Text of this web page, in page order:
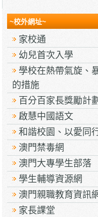
~校外網址~
家校通
幼兒首次入學
學校在熱帶氣旋、
的措施
百分百家長獎勵計劃
啟慧中國語文
和諧校園、以愛同
澳門禁毒網
澳門大專學生部落
學生輔導資源網
澳門親職教育資訊
家長課堂